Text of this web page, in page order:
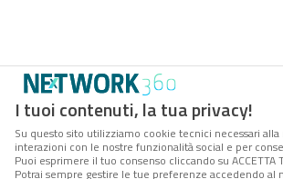
I tuoi contenuti, la tua privacy!
Su questo sito utilizziamo cookie tecnici necessari
interazioni con le nostre funzionalità social e per
Puoi esprimere il tuo consenso cliccando su
Potrai sempre gestire le tue preferenze accedendo al